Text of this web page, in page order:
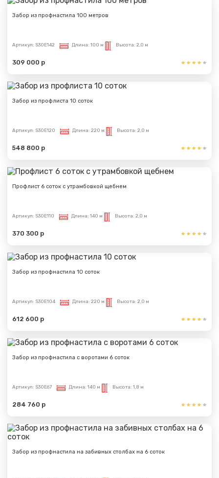
Забор из профнастила 100 метров
Артикул: S30E142 Длина: 100 м Высота: 2,0 м
309 000 р
Забор из профлиста 10 соток
Артикул: S30E120 Длина: 220 м Высота: 2,0 м
548 800 р
Профлист 6 соток с утрамбовкой щебнем
Артикул: S30E110 Длина: 140 м Высота: 2,0 м
370 300 р
Забор из профнастила 10 соток
Артикул: S30E104 Длина: 220 м Высота: 2,0 м
612 600 р
Забор из профнастила с воротами 6 соток
Артикул: S30E67 Длина: 140 м Высота: 1,8 м
284 760 р
Забор из профнастила на забивных столбах на 6 соток